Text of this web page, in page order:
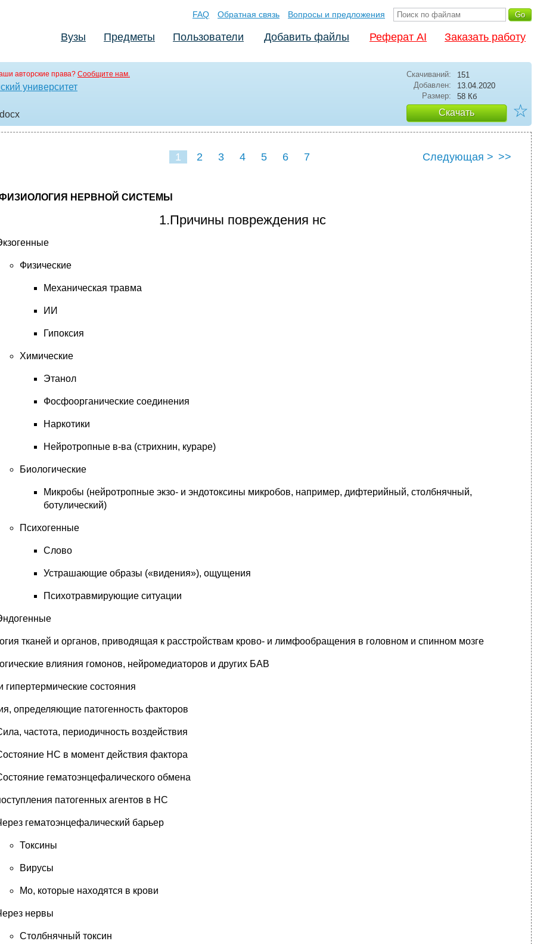
FAQ Обратная связь Вопросы и предложения
Вузы Предметы Пользователи Добавить файлы Реферат AI Заказать работу
авторские права? Сообщите нам.
университет
Скачиваний:
151
Добавлен:
13.04.2020
Размер:
58 Кб
Скачать ☆
1 2 3 4 5 6 7 Следующая > >>
НЕРВНОЙ СИСТЕМЫ
1.Причины повреждения нс
Физические
Механическая травма
ИИ
Гипоксия
Химические
Этанол
Фосфоорганические соединения
Наркотики
Нейротропные в-ва (стрихнин, кураре)
Биологические
Микробы (нейротропные экзо- и эндотоксины микробов, например, дифтерийный, столбнячный,
ботулический)
Психогенные
Слово
Устрашающие образы («видения»), ощущения
Психотравмирующие ситуации
тканей и органов, приводящая к расстройствам крово- и лимфообращения в головном и спинном мозге
влияния гомонов, нейромедиаторов и других БАВ
гипертермические состояния
определяющие патогенность факторов
частота, периодичность воздействия
НС в момент действия фактора
гематоэнцефалического обмена
патогенных агентов в НС
гематоэнцефалический барьер
Токсины
Вирусы
Мо, которые находятся в крови
нервы
Столбнячный токсин